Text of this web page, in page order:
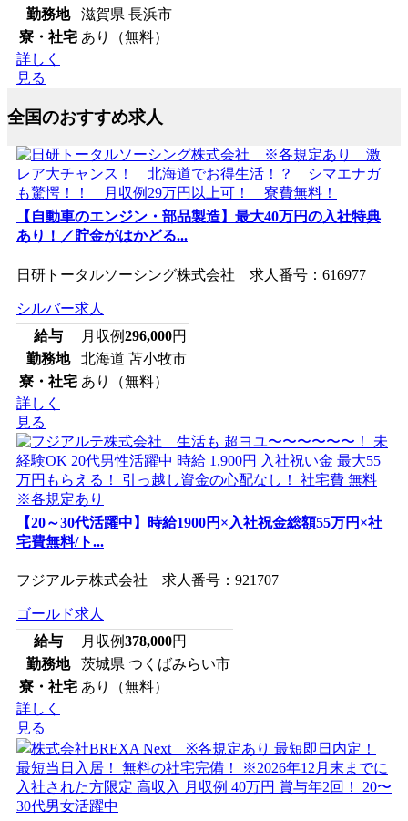
勤務地
滋賀県 長浜市
寮・社宅 あり（無料）
詳しく
見る
全国のおすすめ求人
【自動車のエンジン・部品製造】最大40万円の入社特典
あり！／貯金がはかどる...
日研トータルソーシング株式会社 求人番号：616977
シルバー求人
給与
月収例296,000円
勤務地
北海道 苫小牧市
寮・社宅 あり（無料）
詳しく
見る
【20～30代活躍中】時給1900円×入社祝金総額55万円×社
宅費無料/ト...
フジアルテ株式会社 求人番号：921707
ゴールド求人
給与
月収例378,000円
勤務地
茨城県 つくばみらい市
寮・社宅 あり（無料）
詳しく
見る